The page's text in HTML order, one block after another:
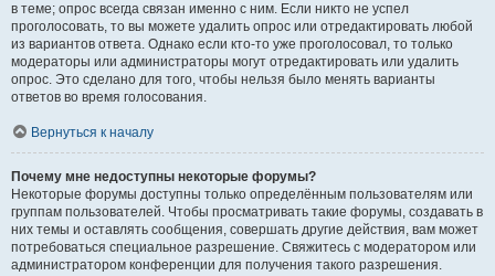
в теме; опрос всегда связан именно с ним. Если никто не успел
проголосовать, то вы можете удалить опрос или отредактировать любой
из вариантов ответа. Однако если кто-то уже проголосовал, то только
модераторы или администраторы могут отредактировать или удалить
опрос. Это сделано для того, чтобы нельзя было менять варианты
ответов во время голосования.
Вернуться к началу
Почему мне недоступны некоторые форумы?
Некоторые форумы доступны только определённым пользователям или
группам пользователей. Чтобы просматривать такие форумы, создавать в
них темы и оставлять сообщения, совершать другие действия, вам может
потребоваться специальное разрешение. Свяжитесь с модератором или
администратором конференции для получения такого разрешения.